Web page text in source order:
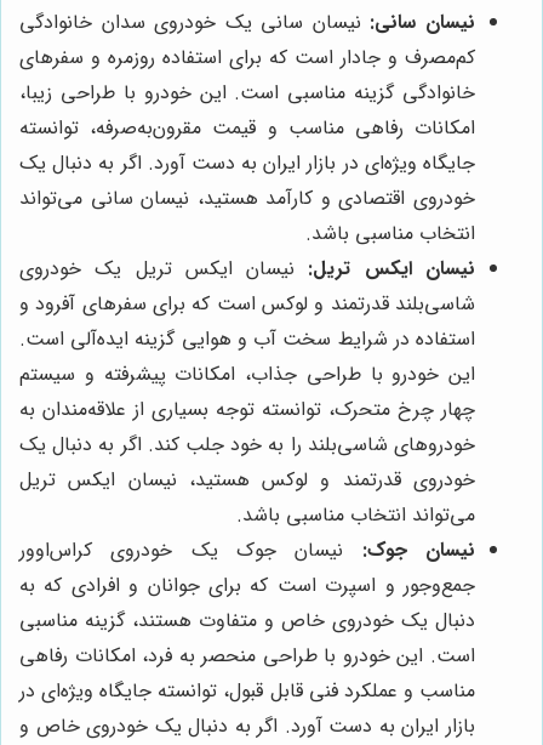
نیسان سانی: نیسان سانی یک خودروی سدان خانوادگی
کم‌مصرف و جادار است که برای استفاده روزمره و سفرهای
خانوادگی گزینه مناسبی است. این خودرو با طراحی زیبا،
امکانات رفاهی مناسب و قیمت مقرون‌به‌صرفه، توانسته
جایگاه ویژه‌ای در بازار ایران به دست آورد. اگر به دنبال یک
خودروی اقتصادی و کارآمد هستید، نیسان سانی می‌تواند
انتخاب مناسبی باشد.
نیسان ایکس تریل: نیسان ایکس تریل یک خودروی
شاسی‌بلند قدرتمند و لوکس است که برای سفرهای آفرود و
استفاده در شرایط سخت آب و هوایی گزینه ایده‌آلی است.
این خودرو با طراحی جذاب، امکانات پیشرفته و سیستم
چهار چرخ متحرک، توانسته توجه بسیاری از علاقه‌مندان به
خودروهای شاسی‌بلند را به خود جلب کند. اگر به دنبال یک
خودروی قدرتمند و لوکس هستید، نیسان ایکس تریل
می‌تواند انتخاب مناسبی باشد.
نیسان جوک: نیسان جوک یک خودروی کراس‌اوور
جمع‌وجور و اسپرت است که برای جوانان و افرادی که به
دنبال یک خودروی خاص و متفاوت هستند، گزینه مناسبی
است. این خودرو با طراحی منحصر به فرد، امکانات رفاهی
مناسب و عملکرد فنی قابل قبول، توانسته جایگاه ویژه‌ای در
بازار ایران به دست آورد. اگر به دنبال یک خودروی خاص و